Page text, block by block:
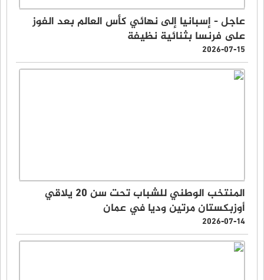
عاجل - إسبانيا إلى نهائي كأس العالم بعد الفوز
على فرنسا بثنائية نظيفة
2026-07-15
المنتخب الوطني للشباب تحت سن 20 يلاقي
أوزبكستان مرتين وديا في عمان
2026-07-14